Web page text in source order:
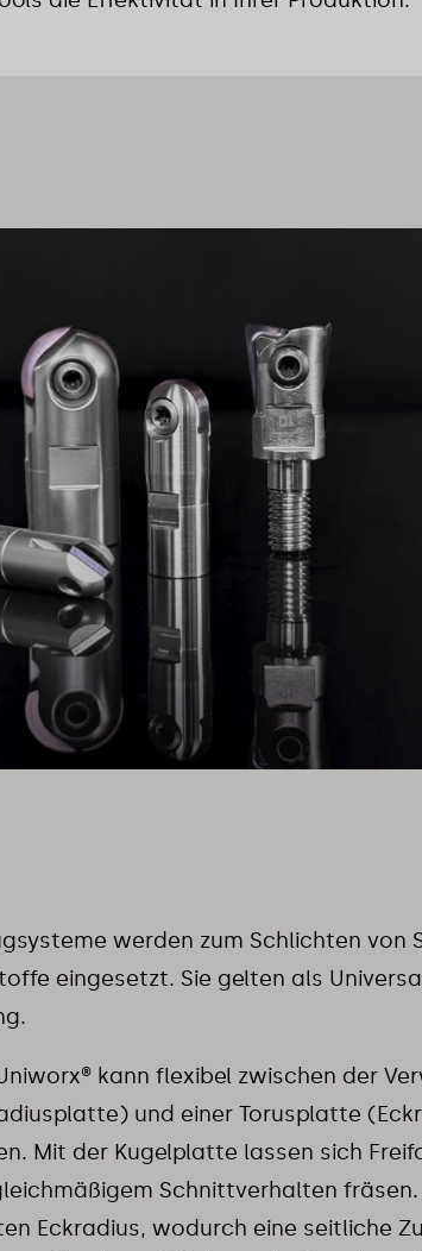
werden zum Schlichten von
eingesetzt. Sie gelten als
kann flexibel zwischen der
und einer Torusplatte
Mit der Kugelplatte lassen sich
Schnittverhalten
Eckradius, wodurch eine seitliche